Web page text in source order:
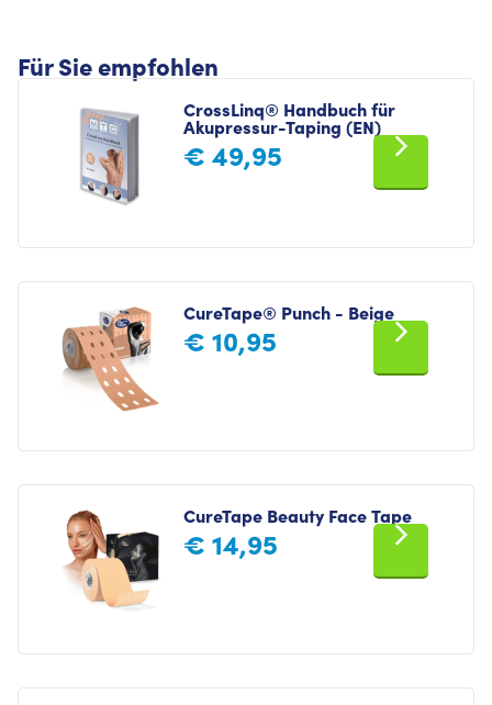
Für Sie empfohlen
CrossLinq® Handbuch für
Akupressur-Taping (EN)
€ 49,95
CureTape® Punch - Beige
€ 10,95
CureTape Beauty Face Tape
€ 14,95